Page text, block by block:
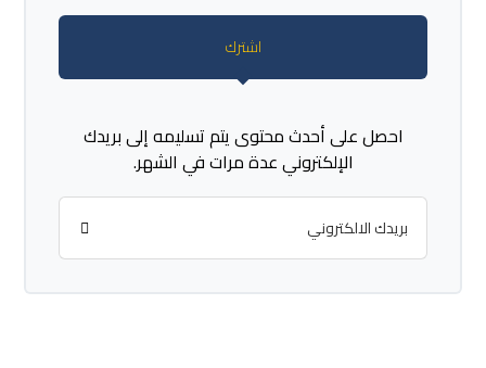
اشترك
احصل على أحدث محتوى يتم تسليمه إلى بريدك
الإلكتروني عدة مرات في الشهر.